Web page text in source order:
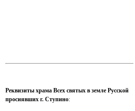
Реквизиты храма Всех святых в земле Русской
просиявших г. Ступино: